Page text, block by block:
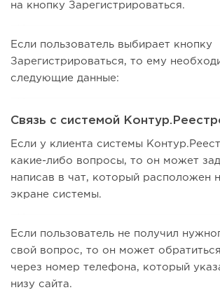
на кнопку Зарегистрироваться.
Если пользователь выбирает кнопку
Зарегистрироваться, то ему
следующие данные:
Связь с системой
Если у клиента системы
какие-либо вопросы, то он может
написав в чат, который расположен
экране системы.
Если пользователь не получил
свой вопрос, то он может
через номер телефона, который
низу сайта.